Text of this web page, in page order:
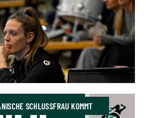
SCHLUSSFRAU KOMMT